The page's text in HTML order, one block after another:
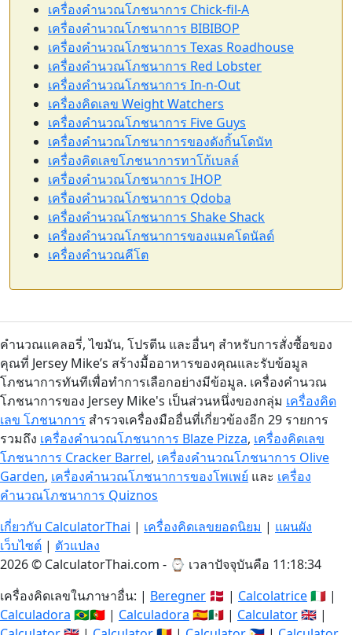
เครื่องคำนวณโภชนาการ Chick-fil-A
เครื่องคำนวณโภชนาการ BIBIBOP
เครื่องคำนวณโภชนาการ Texas Roadhouse
เครื่องคำนวณโภชนาการ Red Lobster
เครื่องคำนวณโภชนาการ In-n-Out
เครื่องคิดเลข Weight Watchers
เครื่องคำนวณโภชนาการ Five Guys
เครื่องคำนวณโภชนาการของดังกิ้นโดนัท
เครื่องคิดเลขโภชนาการทาโก้เบลล์
เครื่องคำนวณโภชนาการ IHOP
เครื่องคำนวณโภชนาการ Qdoba
เครื่องคำนวณโภชนาการ Shake Shack
เครื่องคำนวณโภชนาการของแมคโดนัลด์
เครื่องคำนวณคีโต
คำนวณแคลอรี่, ไขมัน, โปรตีน และอื่นๆ สำหรับการสั่งซื้อของ
คุณที่ Jersey Mike’s สร้างมื้ออาหารของคุณและรับข้อมูล
โภชนาการทันทีเพื่อทำการเลือกอย่างมีข้อมูล. เครื่องคำนวณ
โภชนาการของ Jersey Mike's เป็นส่วนหนึ่งของกลุ่ม เครื่องคิด
เลข โภชนาการ สำรวจเครื่องมืออื่นที่เกี่ยวข้องอีก 29 รายการ
รวมถึง เครื่องคำนวณโภชนาการ Blaze Pizza, เครื่องคิดเลข
โภชนาการ Cracker Barrel, เครื่องคำนวณโภชนาการ Olive
Garden, เครื่องคำนวณโภชนาการของโพเพย์ และ เครื่อง
คำนวณโภชนาการ Quiznos
เกี่ยวกับ CalculatorThai | เครื่องคิดเลขยอดนิยม | แผนผัง
เว็บไซต์ | ตัวแปลง
2026 © CalculatorThai.com - ⌚ เวลาปัจจุบันคือ 11:18:34
เครื่องคิดเลขในภาษาอื่น: | Beregner 🇩🇰 | Calcolatrice🇮🇹 |
Calculadora 🇧🇷🇵🇹 | Calculadora 🇪🇸🇲🇽 | Calculator🇬🇧 |